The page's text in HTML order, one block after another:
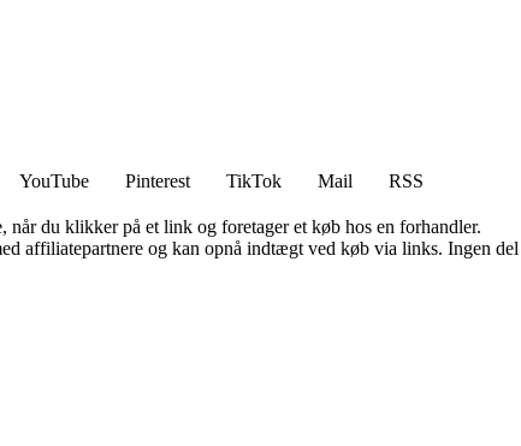
YouTube Pinterest TikTok Mail
RSS
du klikker på et link og foretager et køb hos en forhandler.
affiliatepartnere og kan opnå indtægt ved køb via links. Ingen